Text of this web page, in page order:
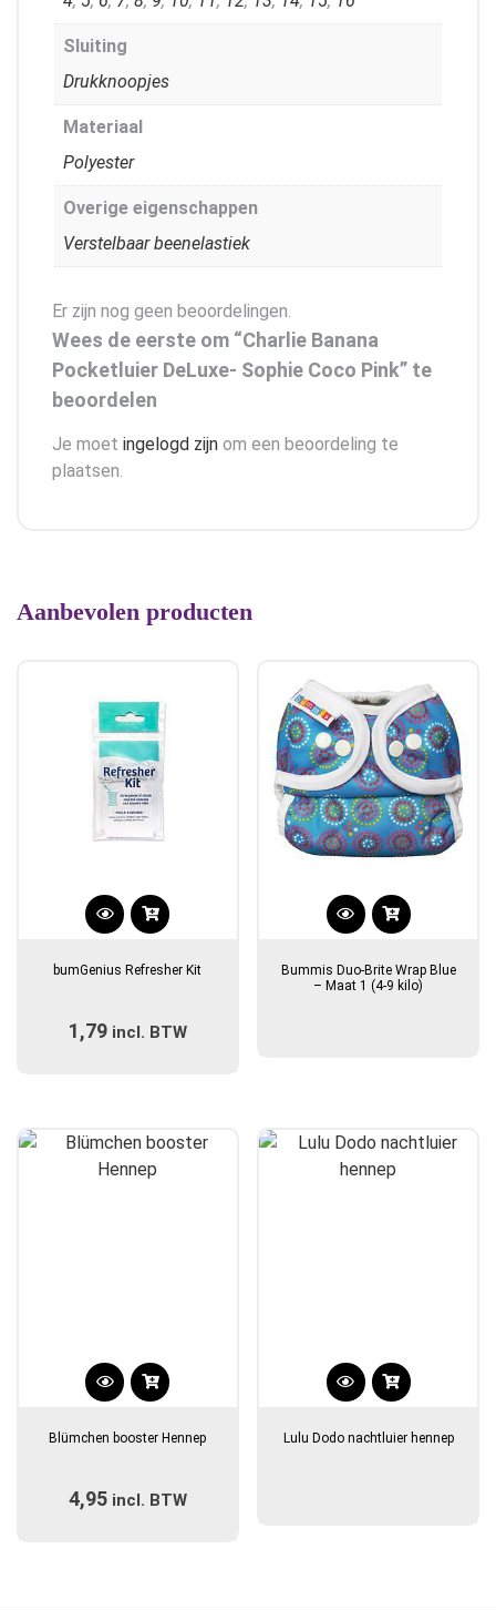
Sluiting
Drukknoopjes
Materiaal
Polyester
Overige eigenschappen
Verstelbaar beenelastiek
Er zijn nog geen beoordelingen.
Wees de eerste om “Charlie Banana
Pocketluier DeLuxe- Sophie Coco Pink” te
beoordelen
Je moet ingelogd zijn om een beoordeling te
plaatsen.
Aanbevolen producten
bumGenius Refresher Kit
1,79 incl. BTW
Bummis Duo-Brite Wrap Blue
– Maat 1 (4-9 kilo)
Blümchen booster Hennep
4,95 incl. BTW
Lulu Dodo nachtluier hennep